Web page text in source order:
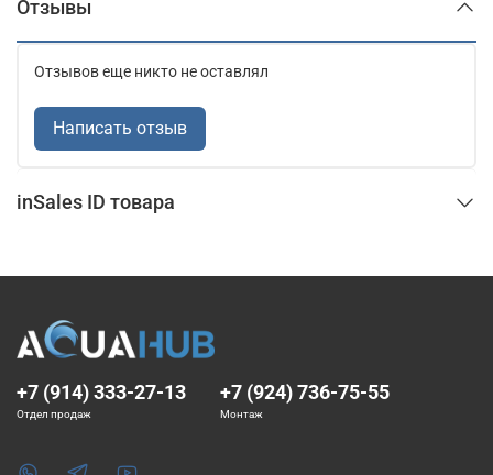
Отзывы
Отзывов еще никто не оставлял
Написать отзыв
inSales ID товара
+7 (914) 333-27-13
Отдел продаж
+7 (924) 736-75-55
Монтаж